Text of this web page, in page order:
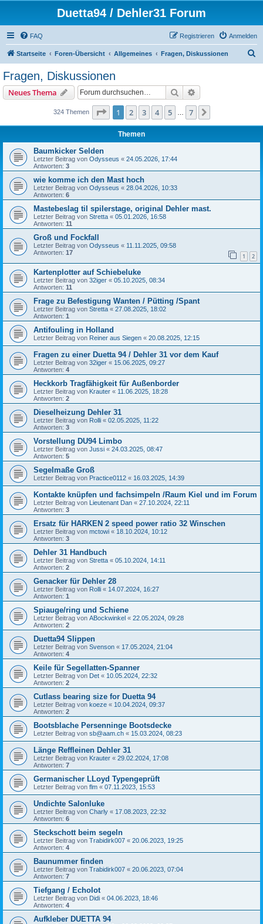
Duetta94 / Dehler31 Forum
FAQ Anmelden
Registrieren
Startseite Foren-Übersicht Allgemeines Fragen, Diskussionen
Fragen, Diskussionen
Neues Thema Suche
324 Themen Seite 1von
1 2 3 4 5 7
Themen
Baumkicker Selden
Letzter Beitrag von Odysseus « 24.05.2026, 17:44
Antworten: 3
wie komme ich den Mast hoch
Letzter Beitrag von Odysseus « 28.04.2026, 10:33
Antworten: 6
Mastebeslag til spilerstage, original Dehler mast.
Letzter Beitrag von Stretta « 05.01.2026, 16:58
Antworten: 11
Groß und Fockfall
Letzter Beitrag von Odysseus « 11.11.2025, 09:58
Antworten: 17 1 2
Kartenplotter auf Schiebeluke
Letzter Beitrag von 32iger « 05.10.2025, 08:34
Antworten: 11
Frage zu Befestigung Wanten / Pütting /Spant
Letzter Beitrag von Stretta « 27.08.2025, 18:02
Antworten: 1
Antifouling in Holland
Letzter Beitrag von Reiner aus Siegen « 20.08.2025, 12:15
Fragen zu einer Duetta 94 / Dehler 31 vor dem Kauf
Letzter Beitrag von 32iger « 15.06.2025, 09:27
Antworten: 4
Heckkorb Tragfähigkeit für Außenborder
Letzter Beitrag von Krauter « 11.06.2025, 18:28
Antworten: 2
Dieselheizung Dehler 31
Letzter Beitrag von Rolli « 02.05.2025, 11:22
Antworten: 3
Vorstellung DU94 Limbo
Letzter Beitrag von Jussi « 24.03.2025, 08:47
Antworten: 5
Segelmaße Groß
Letzter Beitrag von Practice0112 « 16.03.2025, 14:39
Kontakte knüpfen und fachsimpeln /Raum Kiel und im Forum
Letzter Beitrag von Lieutenant Dan « 27.10.2024, 22:11
Antworten: 3
Ersatz für HARKEN 2 speed power ratio 32 Winschen
Letzter Beitrag von mctowi « 18.10.2024, 10:12
Antworten: 3
Dehler 31 Handbuch
Letzter Beitrag von Stretta « 05.10.2024, 14:11
Antworten: 2
Genacker für Dehler 28
Letzter Beitrag von Rolli « 14.07.2024, 16:27
Antworten: 1
Spiauge/ring und Schiene
Letzter Beitrag von ABockwinkel « 22.05.2024, 09:28
Antworten: 2
Duetta94 Slippen
Letzter Beitrag von Svenson « 17.05.2024, 21:04
Antworten: 4
Keile für Segellatten-Spanner
Letzter Beitrag von Det « 10.05.2024, 22:32
Antworten: 2
Cutlass bearing size for Duetta 94
Letzter Beitrag von koeze « 10.04.2024, 09:37
Antworten: 2
Bootsblache Persenninge Bootsdecke
Letzter Beitrag von sb@aam.ch « 15.03.2024, 08:23
Länge Reffleinen Dehler 31
Letzter Beitrag von Krauter « 29.02.2024, 17:08
Antworten: 7
Germanischer LLoyd Typengeprüft
Letzter Beitrag von flm « 07.11.2023, 15:53
Undichte Salonluke
Letzter Beitrag von Charly « 17.08.2023, 22:32
Antworten: 6
Steckschott beim segeln
Letzter Beitrag von Trabidirk007 « 20.06.2023, 19:25
Antworten: 4
Baunummer finden
Letzter Beitrag von Trabidirk007 « 20.06.2023, 07:04
Antworten: 7
Tiefgang / Echolot
Letzter Beitrag von Didi « 04.06.2023, 18:46
Antworten: 4
Aufkleber DUETTA 94